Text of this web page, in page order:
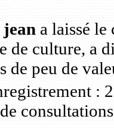
a laissé
de culture, a
de peu de
: